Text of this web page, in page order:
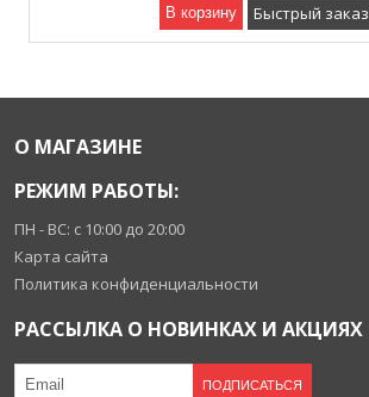
В корзину Быстрый заказ
О МАГАЗИНЕ
РЕЖИМ РАБОТЫ:
ПН - ВС: с 10:00 до 20:00
Карта сайта
Политика конфиденциальности
РАССЫЛКА О НОВИНКАХ И АКЦИЯХ
ПОДПИСАТЬСЯ